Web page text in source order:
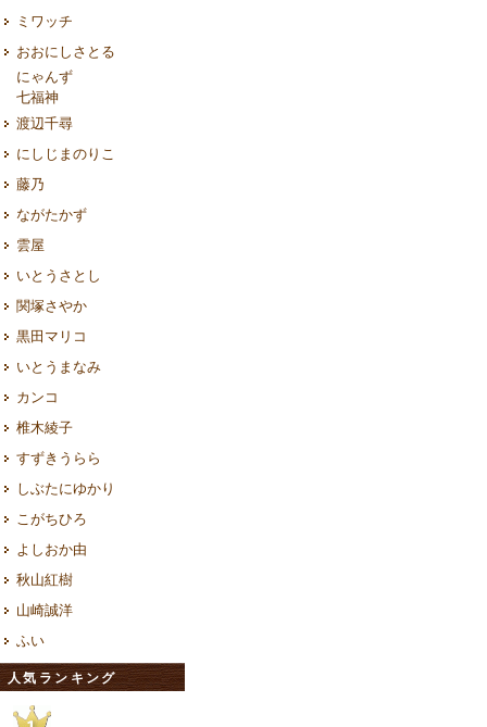
ミワッチ
おおにしさとる
にゃんず
七福神
渡辺千尋
にしじまのりこ
藤乃
ながたかず
雲屋
いとうさとし
関塚さやか
黒田マリコ
いとうまなみ
カンコ
椎木綾子
すずきうらら
しぶたにゆかり
こがちひろ
よしおか由
秋山紅樹
山崎誠洋
ふい
人気ランキング